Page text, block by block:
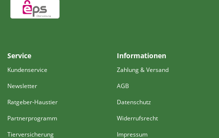
Service
Kundenservice
Newsletter
Ratgeber-Haustier
Partnerprogramm
Tierversicherung
Informationen
Zahlung & Versand
AGB
Datenschutz
Widerrufsrecht
Impressum